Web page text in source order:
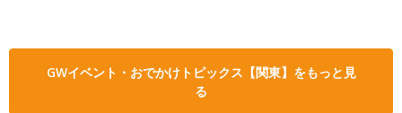
GWイベント・おでかけトピックス【関東】をもっと見
る